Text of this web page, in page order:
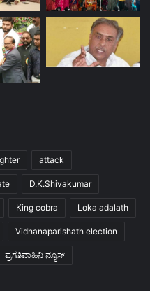
attack
D.K.Shivakumar
King cobra Loka adalath
Vidhanaparishath election
ಪ್ರಗತಿವಾಹಿನಿ ನ್ಯೂಸ್